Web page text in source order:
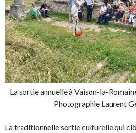
La sortie annuelle à Vaison-la-
Photographie Laurent
La traditionnelle sortie culturelle qui